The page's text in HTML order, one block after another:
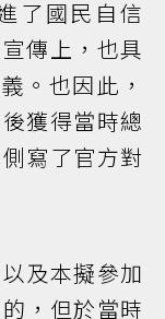
了國民自信
傳上，也具
。也因此，
獲得當時總
寫了官方對
及本擬參加
，但於當時